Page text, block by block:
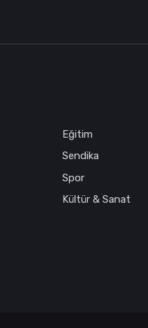
Eğitim
Sendika
Spor
Kültür & Sanat